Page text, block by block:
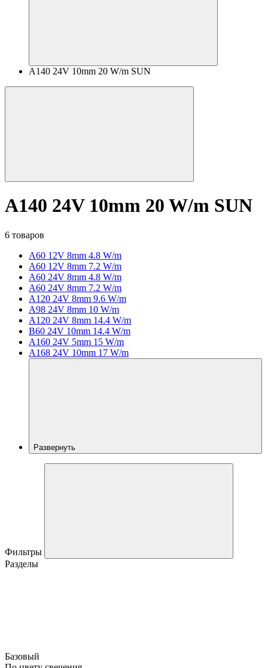
A140 24V 10mm 20 W/m SUN
A140 24V 10mm 20 W/m SUN
6 товаров
A60 12V 8mm 4.8 W/m
A60 12V 8mm 7.2 W/m
A60 24V 8mm 4.8 W/m
A60 24V 8mm 7.2 W/m
A120 24V 8mm 9.6 W/m
A98 24V 8mm 10 W/m
A120 24V 8mm 14.4 W/m
B60 24V 10mm 14.4 W/m
A160 24V 5mm 15 W/m
A168 24V 10mm 17 W/m
Развернуть
Фильтры
Разделы
Базовый